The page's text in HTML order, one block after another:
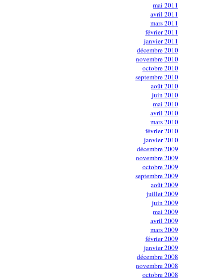
mai 2011
avril 2011
mars 2011
février 2011
janvier 2011
décembre 2010
novembre 2010
octobre 2010
septembre 2010
août 2010
juin 2010
mai 2010
avril 2010
mars 2010
février 2010
janvier 2010
décembre 2009
novembre 2009
octobre 2009
septembre 2009
août 2009
juillet 2009
juin 2009
mai 2009
avril 2009
mars 2009
février 2009
janvier 2009
décembre 2008
novembre 2008
octobre 2008